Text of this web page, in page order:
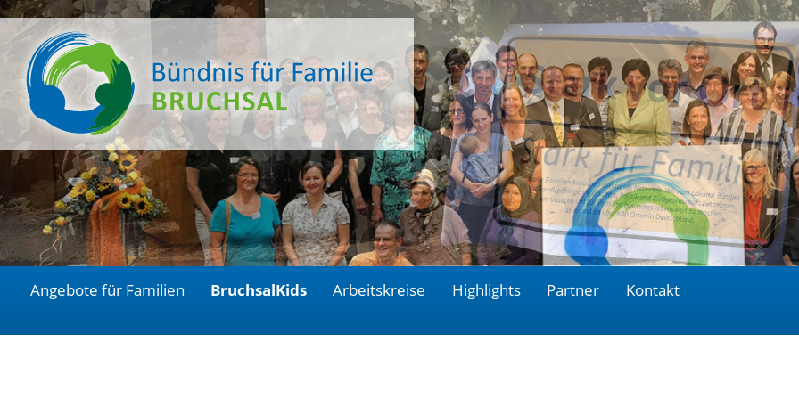
Angebote für Familien BruchsalKids Arbeitskreise Highlights Partner Kontakt